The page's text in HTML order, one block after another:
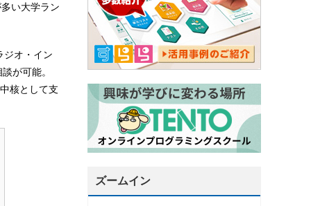
い大学ラン
ジオ・イン
が可能。
核として支
ズームイン